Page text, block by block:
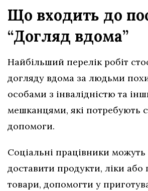
Що входить до
“Догляд вдома”
Найбільший перелік робіт
догляду вдома за людьми
особами з інвалідністю та
мешканцями, які потребують
допомоги.
Соціальні працівники
доставити продукти, ліки або
товари, допомогти у